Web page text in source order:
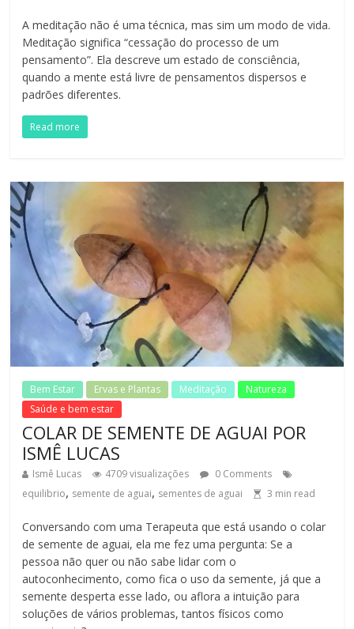
A meditação não é uma técnica, mas sim um modo de vida.
Meditação significa “cessação do processo de um
pensamento”. Ela descreve um estado de consciência,
quando a mente está livre de pensamentos dispersos e
padrões diferentes.
Read more
Bem Estar Ervas e Plantas Meditação
Natureza
Saúde e bem estar
COLAR DE SEMENTE DE AGUAI POR
ISMÊ LUCAS
Ismê Lucas 4709 visualizações
0 Comments
equilibrio, semente de aguai, sementes de aguai 3 min read
Conversando com uma Terapeuta que está usando o colar
de semente de aguai, ela me fez uma pergunta: Se a
pessoa não quer ou não sabe lidar com o
autoconhecimento, como fica o uso da semente, já que a
semente desperta esse lado, ou aflora a intuição para
soluções de vários problemas, tantos físicos como